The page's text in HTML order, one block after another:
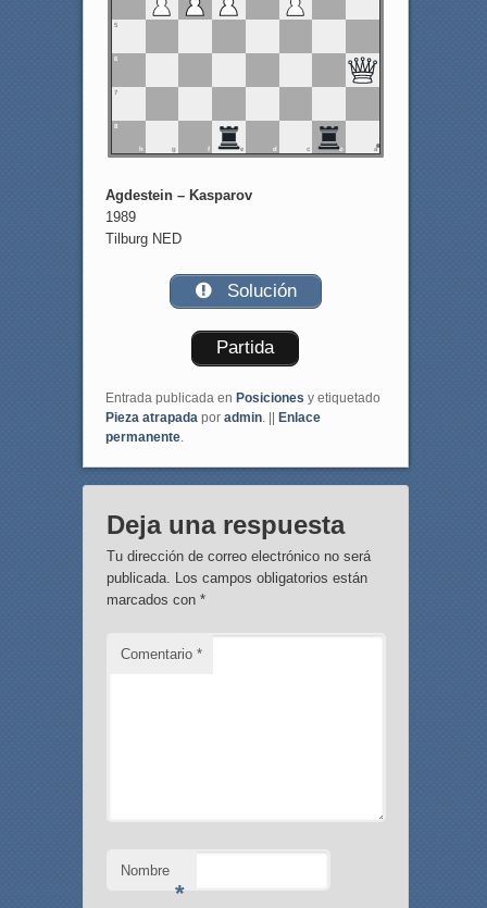
5
6
7
8
h g e d c b a
Agdestein – Kasparov
1989
Tilburg NED
Solución
Partida
Entrada publicada en Posiciones y etiquetado
Pieza atrapada por admin. || Enlace
permanente.
Deja una respuesta
Tu dirección de correo electrónico no será
publicada. Los campos obligatorios están
marcados con *
Comentario *
Nombre
*